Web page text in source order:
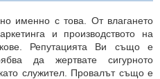
именно с това. От влагането
и производството на
Репутацията Ви също е
да жертвате сигурното
служител. Провалът също е